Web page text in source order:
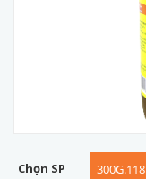
Chọn SP 300G.118